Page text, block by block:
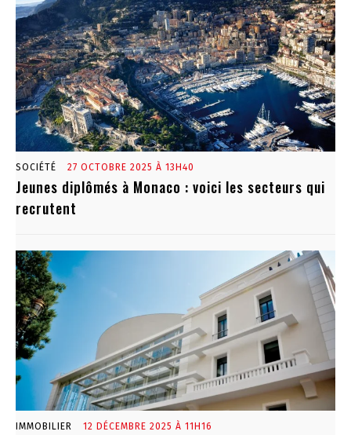
SOCIÉTÉ 27 OCTOBRE 2025 À 13H40
Jeunes diplômés à Monaco : voici les secteurs qui
recrutent
IMMOBILIER 12 DÉCEMBRE 2025 À 11H16